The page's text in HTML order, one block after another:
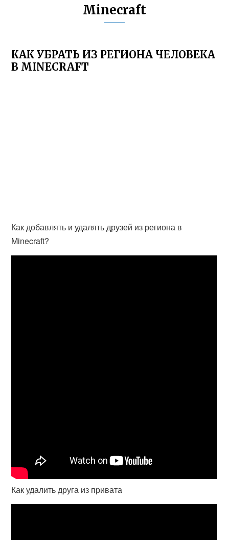
Minecraft
КАК УБРАТЬ ИЗ РЕГИОНА ЧЕЛОВЕКА
В MINECRAFT
Как добавлять и удалять друзей из региона в
Minecraft?
Как удалить друга из привата